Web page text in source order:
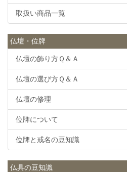
取扱い商品一覧
仏壇・位牌
仏壇の飾り方Ｑ＆Ａ
仏壇の選び方Ｑ＆Ａ
仏壇の修理
位牌について
位牌と戒名の豆知識
仏具の豆知識